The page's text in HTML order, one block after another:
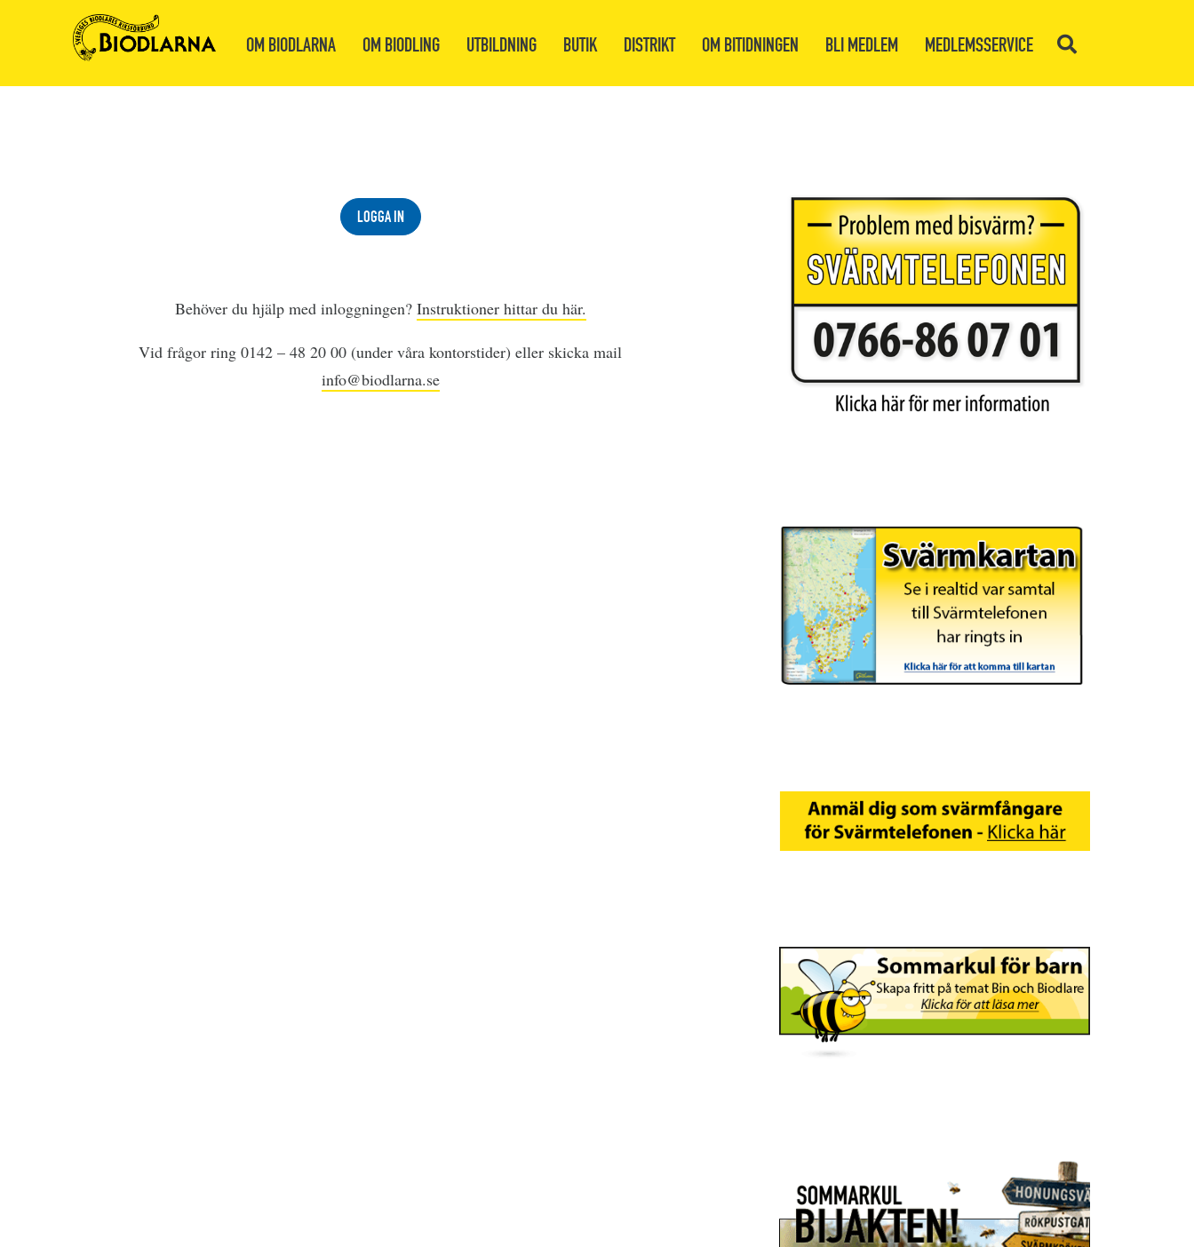
OM BIODLARNA OM BIODLING UTBILDNING BUTIK DISTRIKT OM BITIDNINGEN BLI MEDLEM MEDLEMSSERVICE
LOGGA IN
Behöver du hjälp med inloggningen? Instruktioner hittar du här.
Vid frågor ring 0142 – 48 20 00 (under våra kontorstider) eller skicka mail
info@biodlarna.se